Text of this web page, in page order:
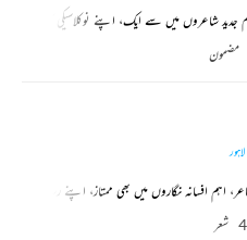
جدید شاعروں میں سے ایک، اپنے نوکلاسیکی آہنگ
لاہور
اہم افسانہ نگاروں میں بھی ممتاز، اپنے رسالے